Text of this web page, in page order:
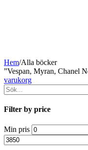
Hem/Alla böcker
”Vespan, Myran, Chanel
varukorg
Filter by price
Min pris